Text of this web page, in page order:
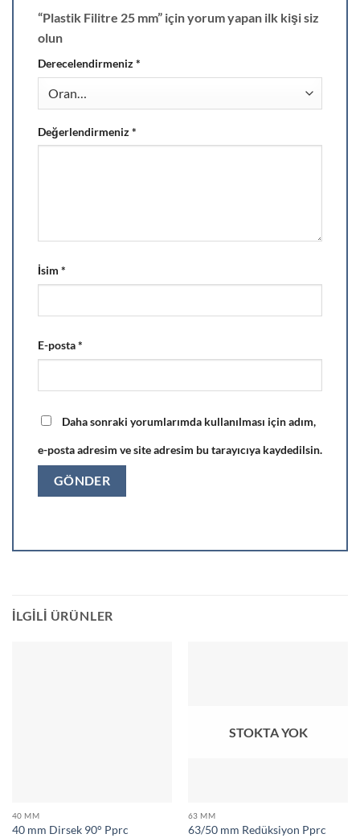
“Plastik Filitre 25 mm” için yorum yapan ilk kişi siz
olun
Derecelendirmeniz*
Değerlendirmeniz*
İsim *
E-posta*
Daha sonraki yorumlarımda kullanılması için adım,
e-posta adresim ve site adresim bu tarayıcıya kaydedilsin.
İLGILI ÜRÜNLER
40 MM
40 mm Dirsek 90° Pprc
STOKTA YOK
63 MM
63/50 mm Redüksiyon Pprc